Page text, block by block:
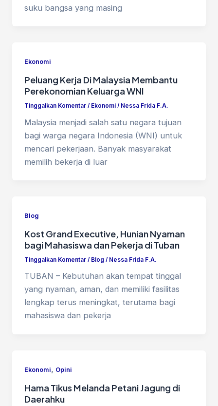
suku bangsa yang masing
Ekonomi
Peluang Kerja Di Malaysia Membantu
Perekonomian Keluarga WNI
Tinggalkan Komentar / Ekonomi/ Nessa Frida F.A.
Malaysia menjadi salah satu negara tujuan
bagi warga negara Indonesia (WNI) untuk
mencari pekerjaan. Banyak masyarakat
memilih bekerja di luar
Blog
Kost Grand Executive, Hunian Nyaman
bagi Mahasiswa dan Pekerja di Tuban
Tinggalkan Komentar / Blog / Nessa Frida F.A.
TUBAN – Kebutuhan akan tempat tinggal
yang nyaman, aman, dan memiliki fasilitas
lengkap terus meningkat, terutama bagi
mahasiswa dan pekerja
Ekonomi, Opini
Hama Tikus Melanda Petani Jagung di
Daerahku